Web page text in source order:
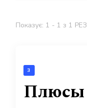
Показує: 1 - 1 з 1
3
Плюсы